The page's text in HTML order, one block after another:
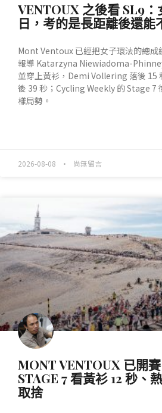
VENTOUX 之後看 SL9：
日，考的是長距離後還能
Mont Ventoux 已經把女子環法的總
報導 Katarzyna Niewiadoma-
並穿上黃衫，Demi Vollering 落後 15
後 39 秒；Cycling Weekly 的 Stage 7
樣局勢。
2026-08-08 尚無留言
MONT VENTOUX 已開
STAGE 7 看黃衫 12 秒、
取捨